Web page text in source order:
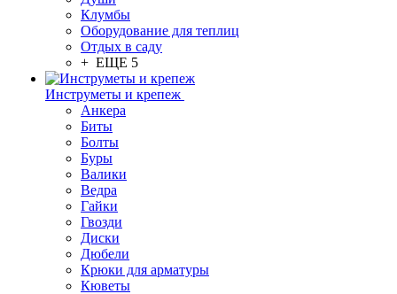
Клумбы
Оборудование для теплиц
Отдых в саду
+ ЕЩЕ 5
Инструметы и крепеж
Анкера
Биты
Болты
Буры
Валики
Ведра
Гайки
Гвозди
Диски
Дюбели
Крюки для арматуры
Кюветы